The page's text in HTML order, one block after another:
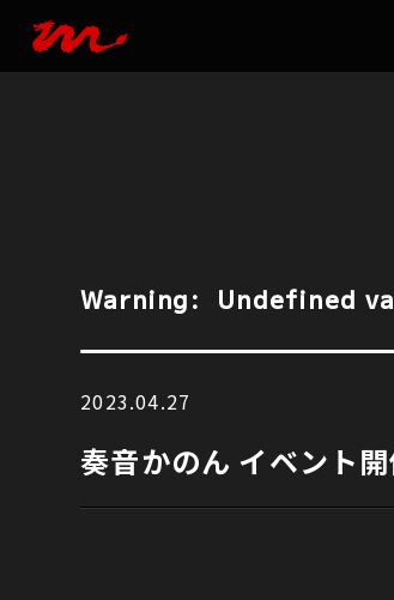
Warning:  Undefined
Warning
2023.04.27
奏音かのん イベント開